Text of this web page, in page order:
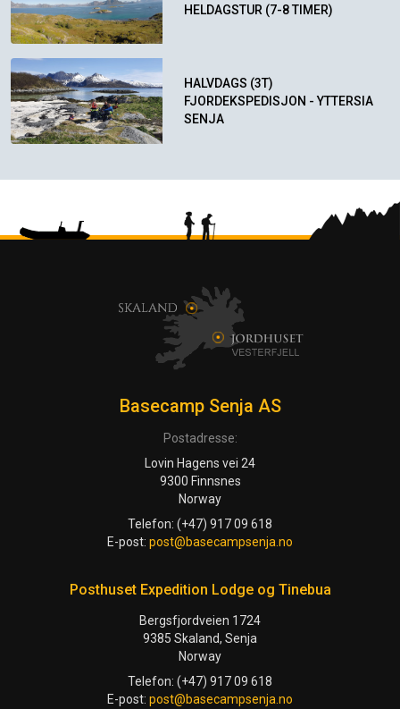
HELDAGSTUR (7-8 TIMER)
HALVDAGS (3T)
FJORDEKSPEDISJON - YTTERSIA
SENJA
Basecamp Senja AS
Postadresse:
Lovin Hagens vei 24
9300 Finnsnes
Norway
Telefon: (+47) 917 09 618
E-post: post@basecampsenja.no
Posthuset Expedition Lodge og Tinebua
Bergsfjordveien 1724
9385 Skaland, Senja
Norway
Telefon: (+47) 917 09 618
E-post: post@basecampsenja.no